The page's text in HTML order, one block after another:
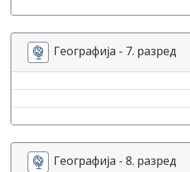
Географија - 7. разред
Географија - 8. разред